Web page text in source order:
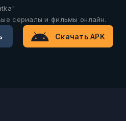
сериалы и фильмы онлайн.
Скачать APK